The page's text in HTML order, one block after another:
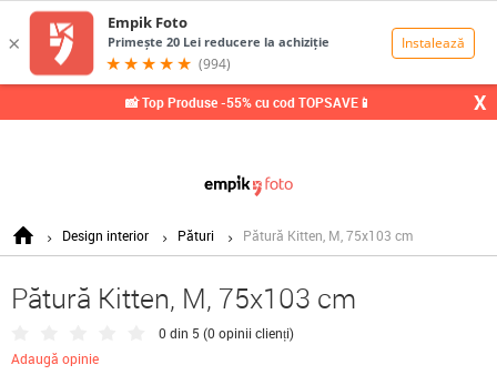
📸 Top Produse -55% cu cod TOPSAVE📱 X
Design interior Pături Pătură Kitten, M, 75x103 cm
Pătură Kitten, M, 75x103 cm
0 din 5 (0 opinii clienți)
Adaugă opinie